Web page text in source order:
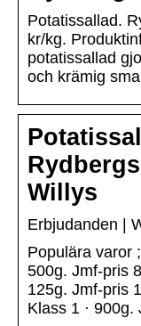
Potatissallad.
kr/kg.
potatissallad
och krämig
Willys
Erbjudanden |
Populära varor
500g. Jmf-pris
125g. Jmf-pris
Klass 1 ·